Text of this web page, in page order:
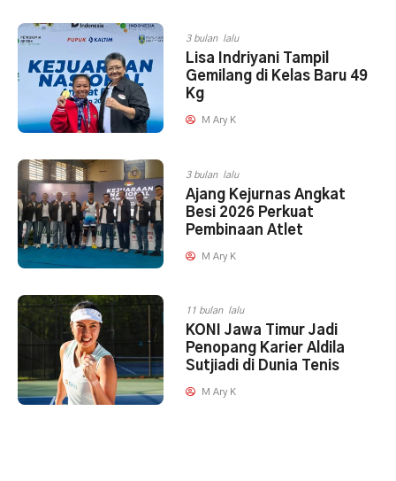
3 bulan lalu
Lisa Indriyani Tampil
Gemilang di Kelas Baru 49
Kg
M Ary K
3 bulan lalu
Ajang Kejurnas Angkat
Besi 2026 Perkuat
Pembinaan Atlet
M Ary K
11 bulan lalu
KONI Jawa Timur Jadi
Penopang Karier Aldila
Sutjiadi di Dunia Tenis
M Ary K